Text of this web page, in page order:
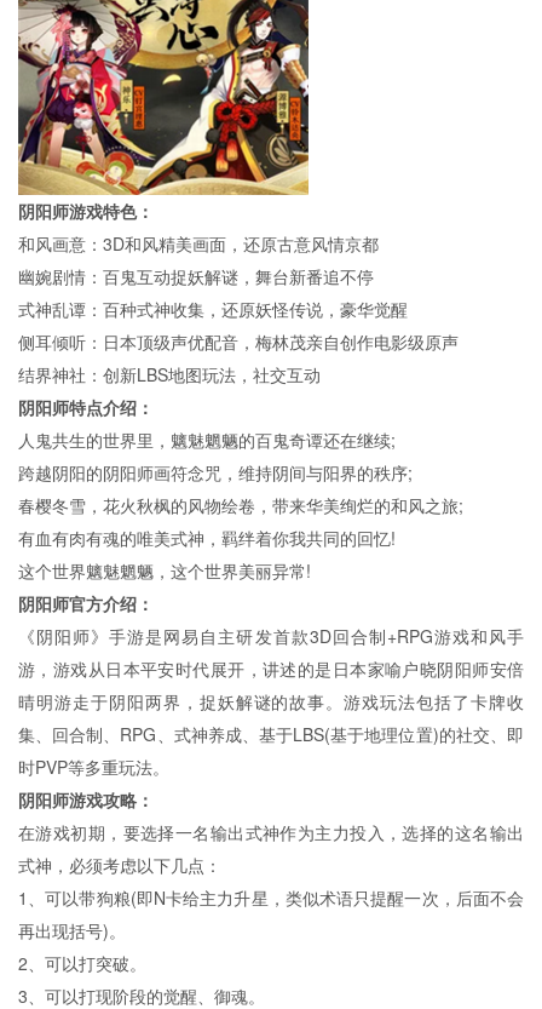
阴阳师游戏特色：
和风画意：3D和风精美画面，还原古意风情京都
幽婉剧情：百鬼互动捉妖解谜，舞台新番追不停
式神乱谭：百种式神收集，还原妖怪传说，豪华觉醒
侧耳倾听：日本顶级声优配音，梅林茂亲自创作电影级原声
结界神社：创新LBS地图玩法，社交互动
阴阳师特点介绍：
人鬼共生的世界里，魑魅魍魉的百鬼奇谭还在继续;
跨越阴阳的阴阳师画符念咒，维持阴间与阳界的秩序;
春樱冬雪，花火秋枫的风物绘卷，带来华美绚烂的和风之旅;
有血有肉有魂的唯美式神，羁绊着你我共同的回忆!
这个世界魑魅魍魉，这个世界美丽异常!
阴阳师官方介绍：
《阴阳师》手游是网易自主研发首款3D回合制+RPG游戏和风手
游，游戏从日本平安时代展开，讲述的是日本家喻户晓阴阳师安倍
晴明游走于阴阳两界，捉妖解谜的故事。游戏玩法包括了卡牌收
集、回合制、RPG、式神养成、基于LBS(基于地理位置)的社交、即
时PVP等多重玩法。
阴阳师游戏攻略：
在游戏初期，要选择一名输出式神作为主力投入，选择的这名输出
式神，必须考虑以下几点：
1、可以带狗粮(即N卡给主力升星，类似术语只提醒一次，后面不会
再出现括号)。
2、可以打突破。
3、可以打现阶段的觉醒、御魂。